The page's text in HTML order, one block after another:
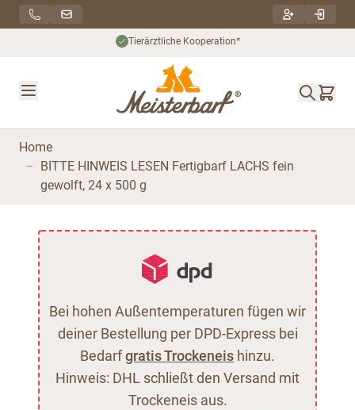
Direkt zum Inhalt
Tierärztliche Kooperation*
Home
– BITTE HINWEIS LESEN Fertigbarf LACHS fein
gewolft, 24 x 500 g
Bei hohen Außentemperaturen fügen wir
deiner Bestellung per DPD-Express bei
Bedarfgratis Trockeneis hinzu.
Hinweis: DHL schließt den Versand mit
Trockeneis aus.